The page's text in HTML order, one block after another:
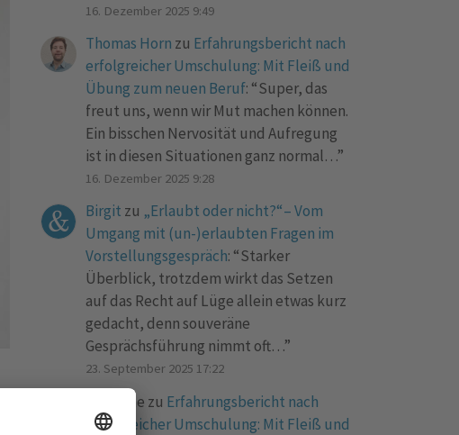
16. Dezember 2025 9:49
Thomas Horn zu Erfahrungsbericht nach
erfolgreicher Umschulung: Mit Fleiß und
Übung zum neuen Beruf: “Super, das
freut uns, wenn wir Mut machen können.
Ein bisschen Nervosität und Aufregung
ist in diesen Situationen ganz normal…”
16. Dezember 2025 9:28
Birgit zu „Erlaubt oder nicht?“– Vom
Umgang mit (un-)erlaubten Fragen im
Vorstellungsgespräch: “Starker
Überblick, trotzdem wirkt das Setzen
auf das Recht auf Lüge allein etwas kurz
gedacht, denn souveräne
Gesprächsführung nimmt oft…”
23. September 2025 17:22
Marianne zu Erfahrungsbericht nach
erfolgreicher Umschulung: Mit Fleiß und